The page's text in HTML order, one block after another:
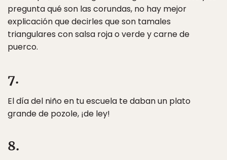
pregunta qué son las corundas, no hay mejor
explicación que decirles que son tamales
triangulares con salsa roja o verde y carne de
puerco.
7.
El día del niño en tu escuela te daban un plato
grande de pozole, ¡de ley!
8.